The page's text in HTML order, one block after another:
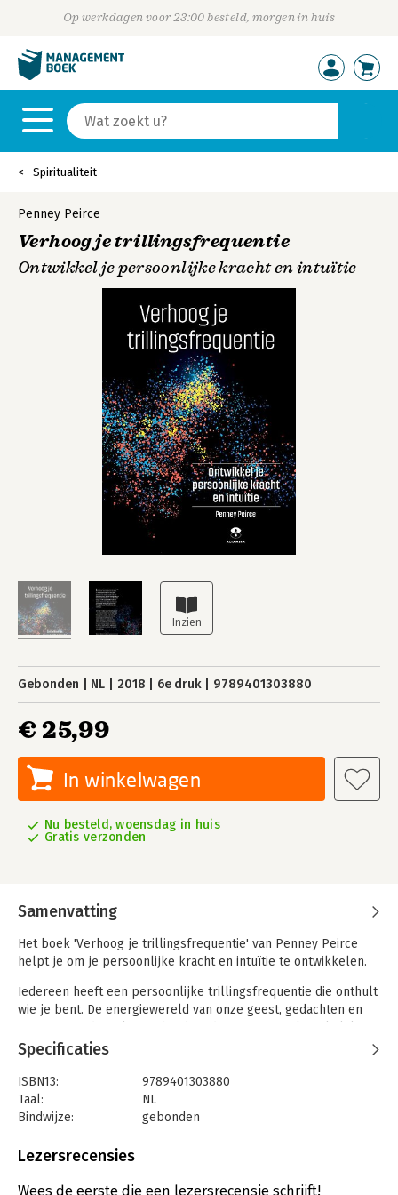
Op werkdagen voor 23:00 besteld, morgen in huis
Spiritualiteit
Penney Peirce
Verhoog je trillingsfrequentie
Ontwikkel je persoonlijke kracht en intuïtie
Gebonden NL 2018 6e druk 9789401303880
€ 25,99
In winkelwagen
Nu besteld, woensdag in huis
Gratis verzonden
Samenvatting
Het boek 'Verhoog je trillingsfrequentie' van Penney Peirce
helpt je om je persoonlijke kracht en intuïtie te ontwikkelen.
Iedereen heeft een persoonlijke trillingsfrequentie die onthult
wie je bent. De energiewereld van onze geest, gedachten en
alles in het leven doordrongen is van vibrerende energie.
In het opmerkelijke boek 'Verhoog je trillingsfrequentie' laat
Penney Peirce niet alleen zien hoe je je persoonlijke
trillingsfrequentie kunt vaststellen, maar ook hoe je die kunt
verhogen. Als je je kernfrequentie vindt - de hoogst haalbare,
meest natuurlijke persoonlijke vibratie - ben je in staat om
een helder bewustzijn te bewaren, weerstanden te
verminderen en nieuwe talenten te ontplooien. Daarmee
Specificaties
ISBN13:
9789401303880
Taal:
NL
Bindwijze:
gebonden
Uitgever:
Verschijningsdatum:
29-5-2018
Lezersrecensies
Wees de eerste die een lezersrecensie schrijft!